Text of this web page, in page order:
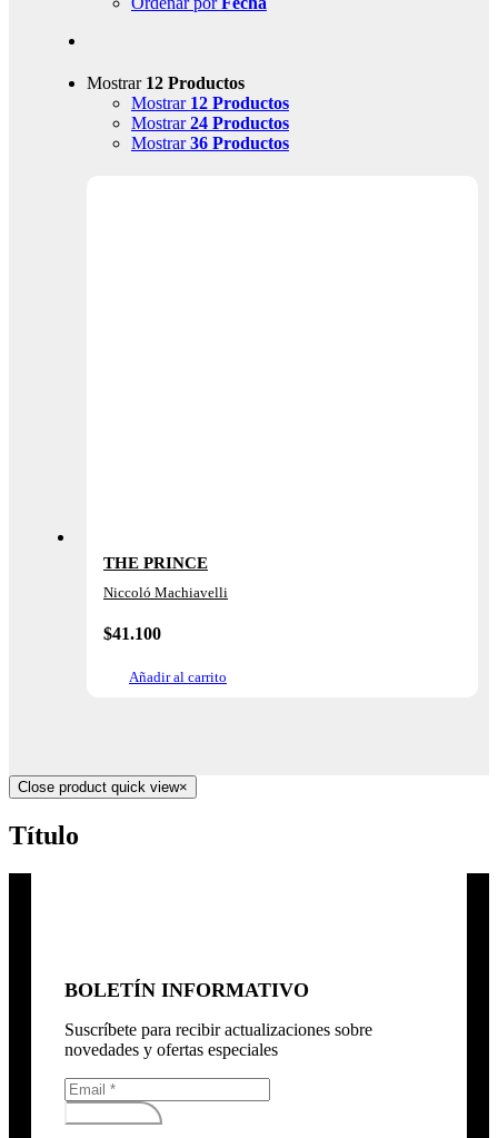
Mostrar 12 Productos
Mostrar 12 Productos
Mostrar24 Productos
Mostrar36 Productos
THE PRINCE
Niccoló Machiavelli
$41.100
Añadir al carrito
Close product quick view×
Título
BOLETÍN INFORMATIVO
Suscríbete para recibir actualizaciones sobre
novedades y ofertas especiales
Subscribirse